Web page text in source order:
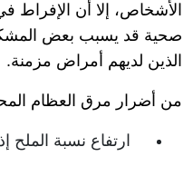
الأشخاص، إلا أن الإفراط
صحية قد يسبب بعض
الذين لديهم أمراض مزمنة.
من أضرار مرق العظام
ارتفاع نسبة الملح